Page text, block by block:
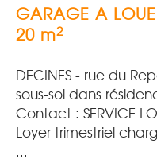
GARAGE A
20 m2
DECINES - rue du
sous-sol dans
Contact : SERVICE
Loyer trimestriel
...